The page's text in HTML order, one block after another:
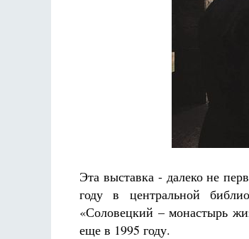
Эта выставка - далеко не
году в центральной
«Соловецкий – монастырь
еще в 1995 году.